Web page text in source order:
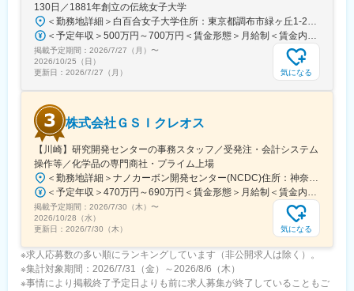
変更の範囲：会社の定める業務
130日／1881年創立の伝統女子大学
＜勤務地詳細＞白百合女子大学住所：東京都調布市緑ヶ丘1-25 勤務地最寄駅：京王線／仙川駅受動喫煙対策：屋内全面禁煙変更の範囲：会社の定める事業所
＜予定年収＞500万円～700万円＜賃金形態＞月給制＜賃金内訳＞月額（基本給）：280,000円～430,000円＜月給＞280,000円～430,000円＜昇給有無＞有＜残業手当＞有＜給与補足＞※年齢・過去の経験に基づき、本学規定に合わせ決定【残業手当】有 /残業時間に応じて全額支給（※想定年収に含む）【各種手当】扶養手当/住宅手当/通勤手当 等【賞与】年2回（6月、12月）【昇給】年1回（4月）賃金はあくまでも目安の金額であり、選考を通じて上下する可能性があります。月給(月額)は固定手当を含めた表記です。
掲載予定期間： 2026/7/27（月） 〜
2026/10/25（日）
更新日： 2026/7/27（月） 気になる
株式会社ＧＳＩクレオス
【川崎】研究開発センターの事務スタッフ／受発注・会計システム
操作等／化学品の専門商社・プライム上場
＜勤務地詳細＞ナノカーボン開発センター(NCDC)住所：神奈川県川崎市川崎区南渡?町1-1 京浜ビル8階勤務地最寄駅：JR線／浜川崎駅受動喫煙対策：屋内全面禁煙変更の範囲：会社の定める事業所
＜予定年収＞470万円～690万円＜賃金形態＞月給制＜賃金内訳＞月額（基本給）：254,000円～385,000円＜月給＞254,000円～385,000円＜昇給有無＞有＜残業手当＞有＜給与補足＞※上記想定年収は残業10時間程度の想定残業代含む■賞与：年2回■残業手当：残業時間に応じて別途支給■その他諸手当：0円～35,000円／月賃金はあくまでも目安の金額であり、選考を通じて上下する可能性があります。月給(月額)は固定手当を含めた表記です。
掲載予定期間： 2026/7/30（木） 〜
2026/10/28（水）
更新日： 2026/7/30（木） 気になる
※求人応募数の多い順にランキングしています（非公開求人は除く）。
※集計対象期間：2026/7/31（金）～2026/8/6（木）
※事情により掲載終了予定日よりも前に求人募集が終了していることもご